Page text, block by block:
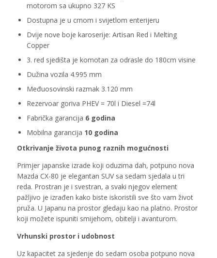
motorom sa ukupno 327 KS
Dostupna je u crnom i svijetlom enterijeru
Dvije nove boje karoserije: Artisan Red i Melting
Copper
3. red sjedišta je komotan za odrasle do 180cm visine
Dužina vozila 4.995 mm
Međuosovinski razmak 3.120 mm
Rezervoar goriva PHEV = 70l i Diesel =74l
Fabrička garancija 6 godina
Mobilna garancija 10 godina
Otkrivanje života punog raznih mogućnosti
Primjer japanske izrade koji oduzima dah, potpuno nova
Mazda CX-80 je elegantan SUV sa sedam sjedala u tri
reda. Prostran je i svestran, a svaki njegov element
pažljivo je izrađen kako biste iskoristili sve što vam život
pruža. U Japanu na prostor gledaju kao na platno. Prostor
koji možete ispuniti smijehom, obitelji i avanturom.
Vrhunski prostor i udobnost
Uz kapacitet za sjedenje do sedam osoba potpuno nova